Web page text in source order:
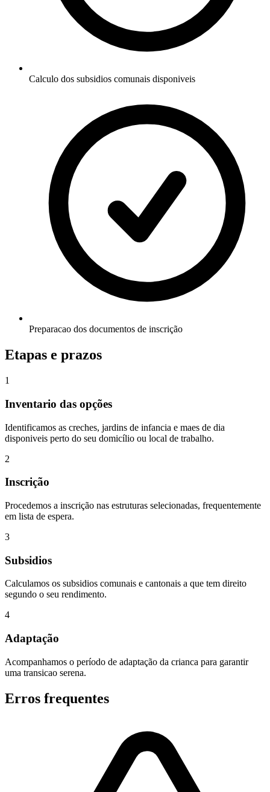
Calculo dos subsidios comunais disponiveis
Preparacao dos documentos de inscrição
Etapas e prazos
1
Inventario das opções
Identificamos as creches, jardins de infancia e maes de dia
disponiveis perto do seu domicílio ou local de trabalho.
2
Inscrição
Procedemos a inscrição nas estruturas selecionadas, frequentemente
em lista de espera.
3
Subsidios
Calculamos os subsidios comunais e cantonais a que tem direito
segundo o seu rendimento.
4
Adaptação
Acompanhamos o período de adaptação da crianca para garantir
uma transicao serena.
Erros frequentes